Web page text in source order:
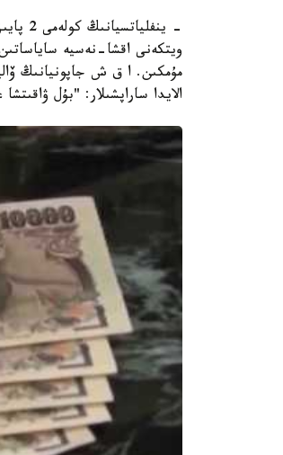
-
ويتكەنى اقشا-نەسيە
الايدا ساراپشىلار: "بۇل